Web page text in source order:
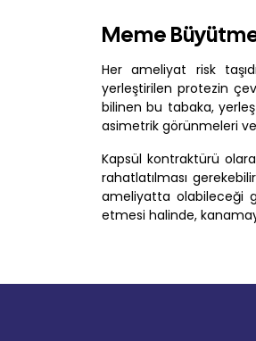
Meme Büyütme
Her ameliyat risk
yerleştirilen protezin
bilinen bu tabaka,
asimetrik görünmeleri
Kapsül kontraktürü
rahatlatılması
ameliyatta olabileceği
etmesi halinde,